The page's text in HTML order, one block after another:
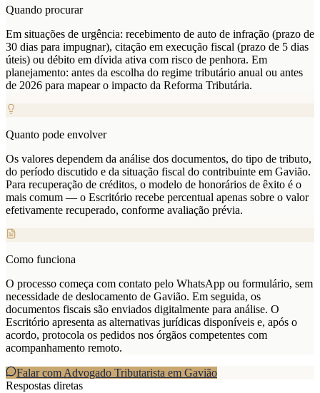
Quando procurar
Em situações de urgência: recebimento de auto de infração (prazo de
30 dias para impugnar), citação em execução fiscal (prazo de 5 dias
úteis) ou débito em dívida ativa com risco de penhora. Em
planejamento: antes da escolha do regime tributário anual ou antes
de 2026 para mapear o impacto da Reforma Tributária.
Quanto pode envolver
Os valores dependem da análise dos documentos, do tipo de tributo,
do período discutido e da situação fiscal do contribuinte em Gavião.
Para recuperação de créditos, o modelo de honorários de êxito é o
mais comum — o Escritório recebe percentual apenas sobre o valor
efetivamente recuperado, conforme avaliação prévia.
Como funciona
O processo começa com contato pelo WhatsApp ou formulário, sem
necessidade de deslocamento de Gavião. Em seguida, os
documentos fiscais são enviados digitalmente para análise. O
Escritório apresenta as alternativas jurídicas disponíveis e, após o
acordo, protocola os pedidos nos órgãos competentes com
acompanhamento remoto.
Falar com Advogado Tributarista em Gavião
Respostas diretas